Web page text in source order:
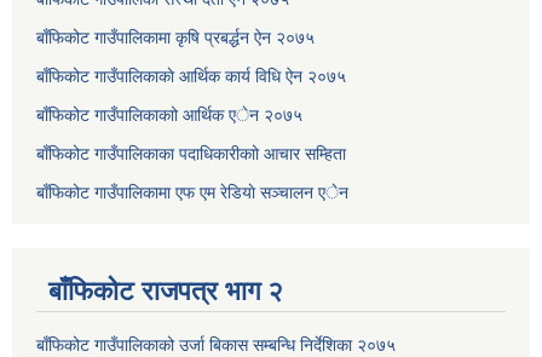
बाँफिकोट गाउँपालिकामा कृषि प्रबर्द्धन ऐन २०७५
बाँफिकोट गाउँपालिकाकाे आर्थिक कार्य विधि ऐन २०७५
बाँफिकोट गाउँपालिकाकाो आर्थिक एेन २०७५
बाँफिकोट गाउँपालिकाका पदाधिकारीकाो आचार सम्हिता
बाँफिकोट गाउँपालिकामा एफ एम रेडियाे सञ्चालन एेन
बाँफिकोट राजपत्र भाग २
बाँफिकोट गाउँपालिकाको उर्जा बिकास सम्बन्धि निर्देशिका २०७५